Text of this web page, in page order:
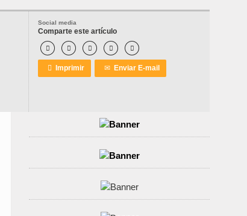
Social media
Comparte este artículo
    
 Imprimir ✉ Enviar E-mail